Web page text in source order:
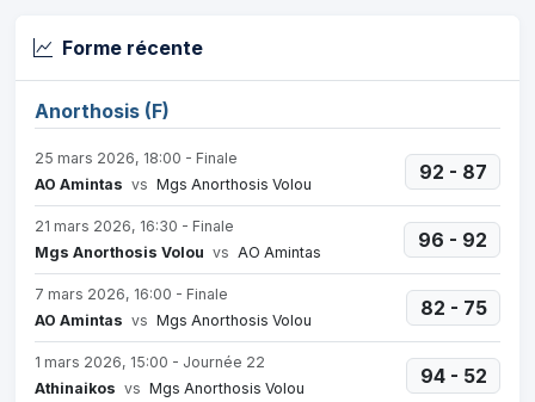
Forme récente
Anorthosis (F)
25 mars 2026, 18:00 - Finale
AO Amintas vs Mgs Anorthosis Volou
92 - 87
21 mars 2026, 16:30 - Finale
Mgs Anorthosis Volou vs AO Amintas
96 - 92
7 mars 2026, 16:00 - Finale
AO Amintas vs Mgs Anorthosis Volou
82 - 75
1 mars 2026, 15:00 - Journée 22
Athinaikos vs Mgs Anorthosis Volou
94 - 52